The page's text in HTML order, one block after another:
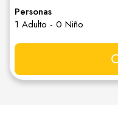
Personas
1 Adulto - 0 Niño
Habitaciones